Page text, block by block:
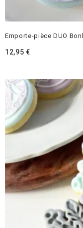
Emporte-pièce DUO
12,95 €